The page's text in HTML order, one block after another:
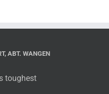
ABT. WANGEN
toughest